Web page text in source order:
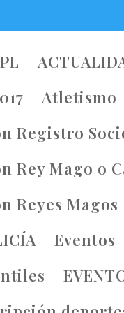
Atletismo
Registro
Rey Mago o
Reyes Magos
Eventos